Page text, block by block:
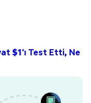
$1'ı Test Etti, Ne